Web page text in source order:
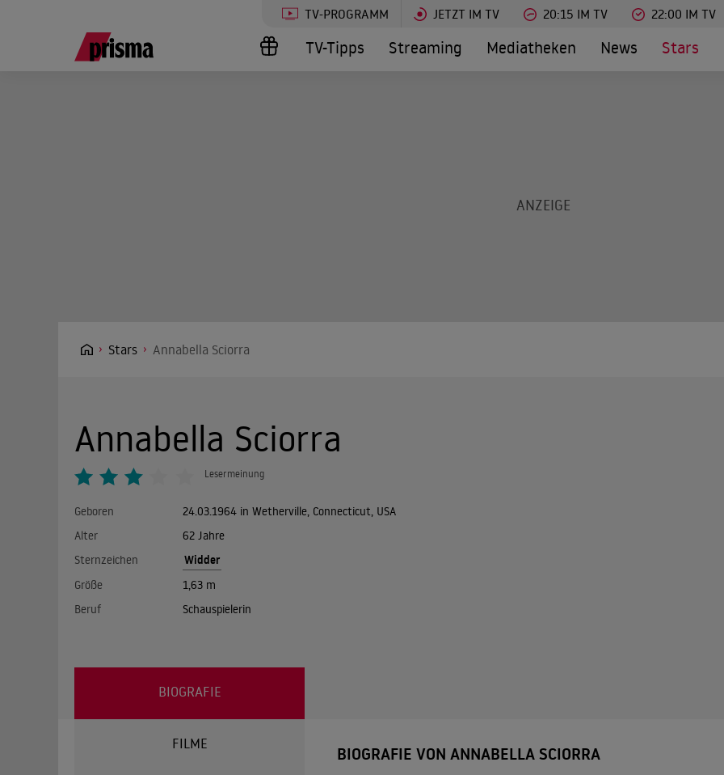
TV-PROGRAMM JETZT IM TV 20:15 IM TV 22:00 IM TV
TV-Tipps Streaming Mediatheken News Stars
Stars Annabella Sciorra
Annabella Sciorra
Lesermeinung
Geboren
24.03.1964 in Wetherville, Connecticut, USA
Alter
62 Jahre
Sternzeichen
Widder
Größe
1,63 m
Beruf
Schauspielerin
BIOGRAFIE
FILME BIOGRAFIE VON ANNABELLA SCIORRA